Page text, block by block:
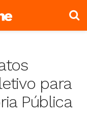
para
Pública